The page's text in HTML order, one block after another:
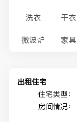
洗衣 干衣
微波炉 家具
出租住宅
住宅类型：
房间情况：